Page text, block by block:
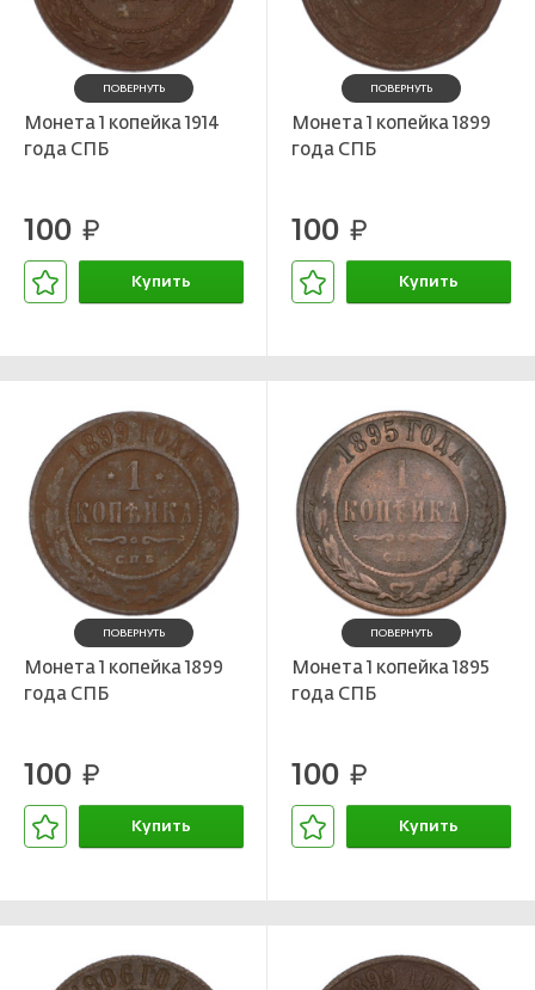
ПОВЕРНУТЬ
Монета 1 копейка 1914
года СПБ
100 руб.
Купить
ПОВЕРНУТЬ
Монета 1 копейка 1899
года СПБ
100 руб.
Купить
ПОВЕРНУТЬ
Монета 1 копейка 1899
года СПБ
100 руб.
Купить
ПОВЕРНУТЬ
Монета 1 копейка 1895
года СПБ
100 руб.
Купить